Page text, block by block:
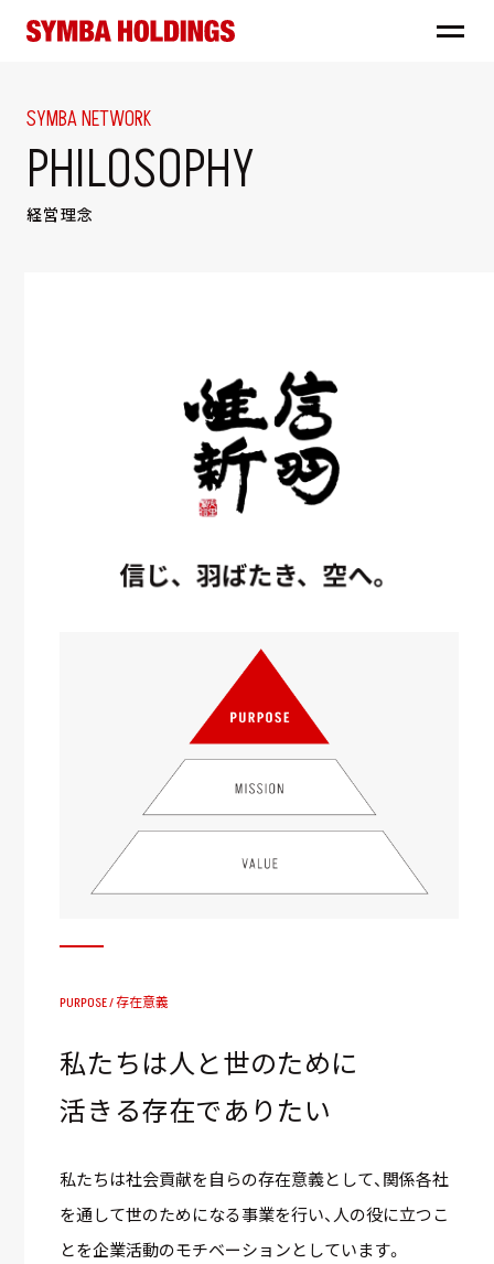
SYMBA NETWORK
PHILOSOPHY
経営理念
PURPOSE / 存在意義
私たちは人と世のために
活きる存在でありたい
私たちは社会貢献を自らの存在意義として、関係各社
を通して世のためになる事業を行い、人の役に立つこ
とを企業活動のモチベーションとしています。